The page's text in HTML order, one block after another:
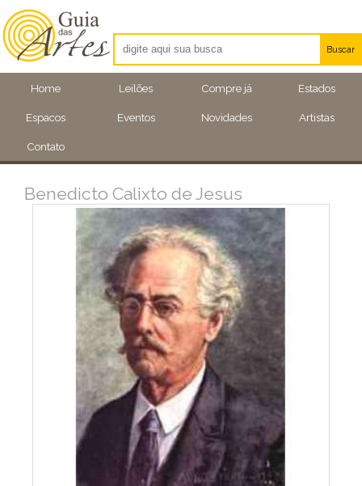
Home Leilões Compre já Estados
Espacos Eventos Novidades Artistas
Contato
Buscar
Artistas
Eventos
Benedicto Calixto de Jesus